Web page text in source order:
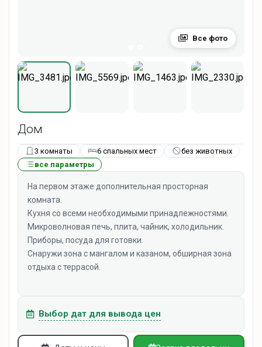
Все фото
Дом
3 комнаты 6 спальных мест
без животных
все параметры
На первом этаже дополнительная просторная
комната.
Кухня со всеми необходимыми принадлежностями.
Микроволновая печь, плита, чайник, холодильник.
Приборы, посуда для готовки.
Снаружи зона с мангалом и казаном, обширная зона
отдыха с террасой.
Выбор дат для вывода цен